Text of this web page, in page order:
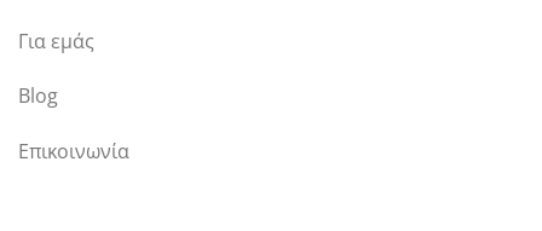
Για εμάς
Blog
Επικοινωνία